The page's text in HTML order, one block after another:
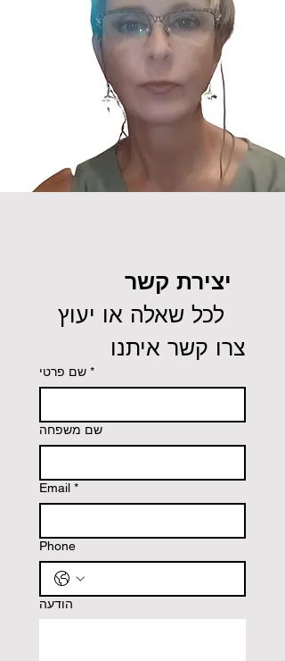
יצירת קשר
צרו קשר איתנו
שם פרטי *
שם משפחה
Email *
Phone
הודעה